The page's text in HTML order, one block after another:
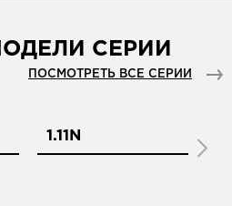
СЕРИИ
ПОСМОТРЕТЬ ВСЕ СЕРИИ
1.11N